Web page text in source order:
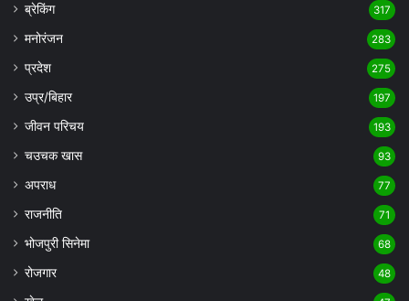
ब्रेकिंग 317
मनोरंजन 283
प्रदेश 275
उप्र/बिहार 197
जीवन परिचय 193
चउचक खास 93
अपराध 77
राजनीति 71
भोजपुरी सिनेमा 68
रोजगार 48